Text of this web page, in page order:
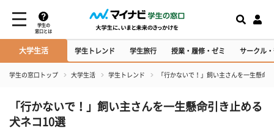
学生の
窓口とは
大学生活 学生トレンド 学生旅行 授業・履修・ゼミ サークル
学生の窓口トップ 大学生活 学生トレンド 「行かないで！」飼い主さんを一生懸命
「行かないで！」飼い主さんを一生懸命引き止める
犬ネコ10選